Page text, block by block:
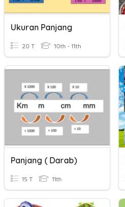
Ukuran Panjang
20 T 10th - 11th
Panjang ( Darab)
15 T 11th